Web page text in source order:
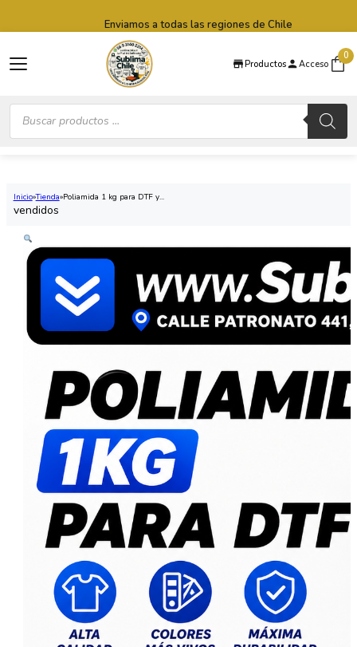
Productos Acceso
0
Búsqueda
productos
Enviamos a todas las regiones de Chile
Inicio Tienda Poliamida 1 kg para DTF y...
vendidos